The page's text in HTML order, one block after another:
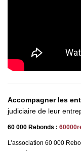
Accompagner les
judiciaire de leur
60 000 Rebonds :
L’association 60 000